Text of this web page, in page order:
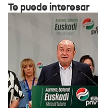
Te puede interesar